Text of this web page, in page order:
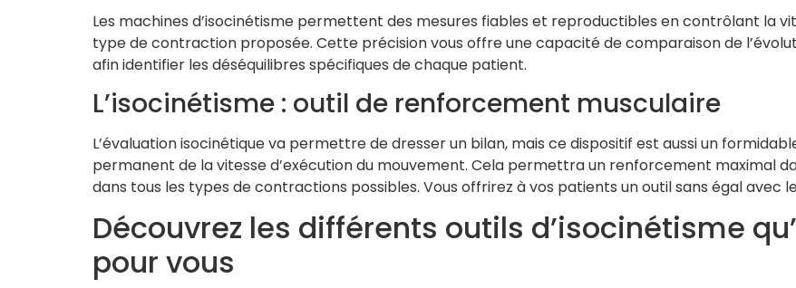
Les machines d’isocinétisme permettent des mesures fiables et reproductibles en contrôlant la
type de contraction proposée. Cette précision vous offre une capacité de comparaison de
afin identifier les déséquilibres spécifiques de chaque patient.
L’isocinétisme : outil de renforcement musculaire
L’évaluation isocinétique va permettre de dresser un bilan, mais ce dispositif est aussi un
permanent de la vitesse d’exécution du mouvement. Cela permettra un renforcement maximal
dans tous les types de contractions possibles. Vous offrirez à vos patients un outil sans égal avec
Découvrez les différents outils d’isocinétisme
pour vous